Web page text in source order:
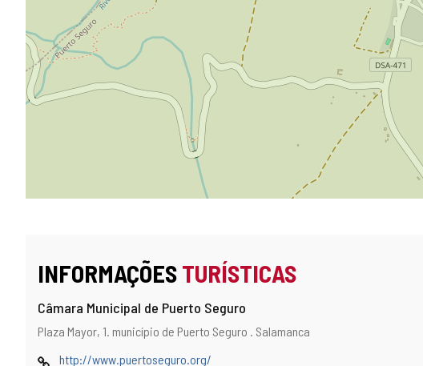
INFORMAÇÕESTURÍSTICAS
Câmara Municipal de Puerto Seguro
Endereço
localização
Endereço
Plaza Mayor, 1. município de Puerto Seguro . Salamanca
Paginahttp://www.puertoseguro.org/